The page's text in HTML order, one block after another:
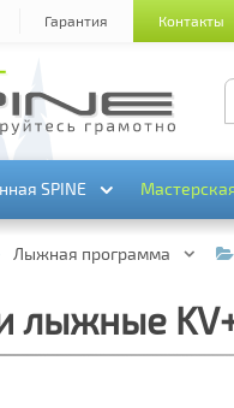
Гарантия Контакты
SPINE
SPINE
Лыжная программа
лыжные